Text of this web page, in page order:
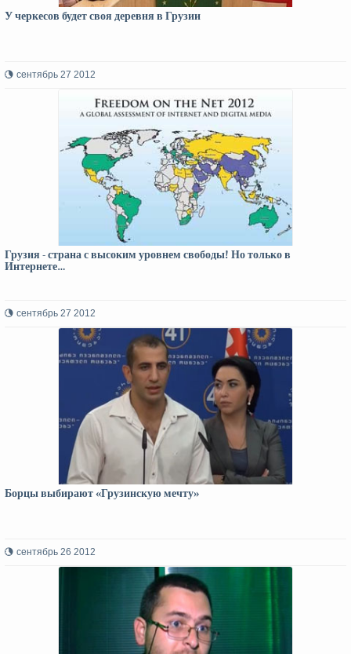
У черкесов будет своя деревня в Грузии
сентябрь 27 2012
Грузия - страна с высоким уровнем свободы! Но только в
Интернете…
сентябрь 27 2012
Борцы выбирают «Грузинскую мечту»
сентябрь 26 2012